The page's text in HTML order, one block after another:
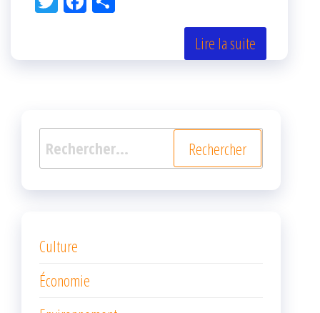
k r
Lire la suite
Rechercher :
Culture
Économie